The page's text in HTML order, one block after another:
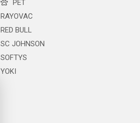
PET
RAYOVAC
RED BULL
SC JOHNSON
SOFTYS
YOKI